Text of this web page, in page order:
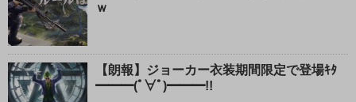
ｗ
【朗報】ジョーカー衣装期間限定で登場ｷﾀ
━━━(ﾟ∀ﾟ)━━━!!